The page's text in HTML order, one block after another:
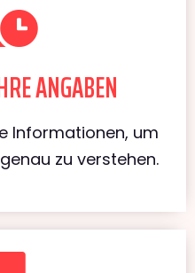
ANGABEN
Informationen, um
zu verstehen.